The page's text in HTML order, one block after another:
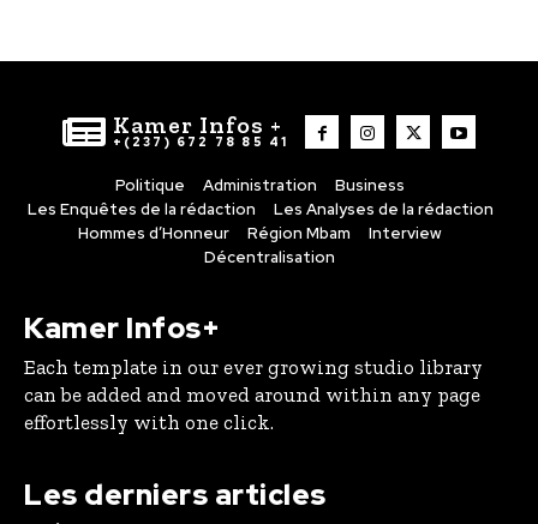
Kamer Infos +
+(237) 672 78 85 41
Politique Administration
Business
Les Enquêtes de la rédaction
Les Analyses de la rédaction
Hommes d’Honneur
Région Mbam
Interview
Décentralisation
Kamer Infos+
Each template in our ever growing studio library
can be added and moved around within any page
effortlessly with one click.
Les derniers articles